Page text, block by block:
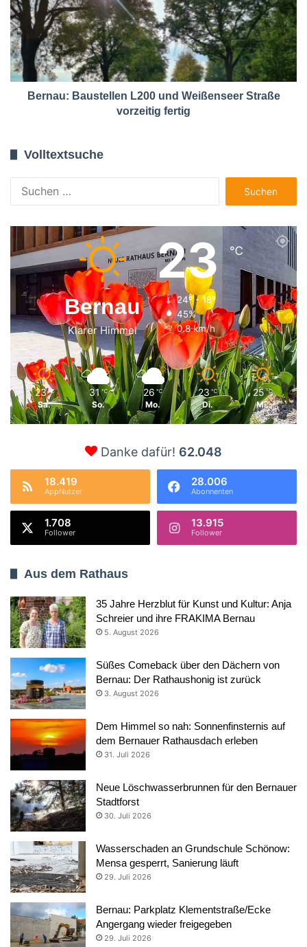
Bernau: Baustellen L200 und Weißenseer Straße
vorzeitig fertig
Volltextsuche
nach:
Bernau
Klarer Himmel
23℃
24º - 18º
45%
0.8 km/h
23 ℃
Sa.
31 ℃
So.
26 ℃
Mo.
23 ℃
Di.
25 ℃
Mi.
Danke dafür! 62.048
18.419
AppNutzer
28.006
Abonnenten
1.708
Follower
13.915
Follower
Aus dem Rathaus
35 Jahre Herzblut für Kunst und Kultur: Anja
Schreier und ihre FRAKIMA Bernau
5. August 2026
Süßes Comeback über den Dächern von
Bernau: Der Rathaushonig ist zurück
3. August 2026
Dem Himmel so nah: Sonnenfinsternis auf
dem Bernauer Rathausdach erleben
31. Juli 2026
Neue Löschwasserbrunnen für den Bernauer
Stadtforst
30. Juli 2026
Wasserschaden an Grundschule Schönow:
Mensa gesperrt, Sanierung läuft
29. Juli 2026
Bernau: Parkplatz Klementstraße/Ecke
Angergang wieder freigegeben
29. Juli 2026